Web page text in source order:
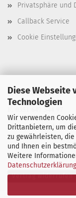
Diese Webseite
Technologien
Wir verwenden
Drittanbietern, um
zu gewährleisten,
und Ihnen ein
Weitere
Datenschutzerklärung
Privatsphäre und
Callback Service
Cookie
T. 0351 647 544 93
F. 0351 647 544 97
M.
Vertrag widerrufen